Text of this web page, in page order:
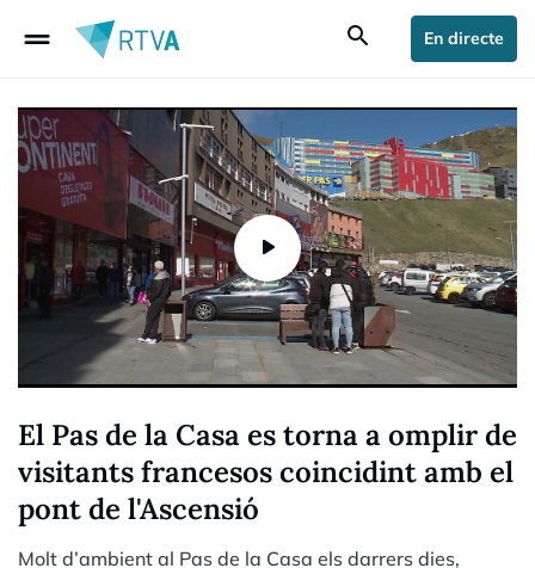
drag_handle search En directe
El Pas de la Casa es torna a omplir de
visitants francesos coincidint amb el
pont de l'Ascensió
Molt d’ambient al Pas de la Casa els darrers dies,